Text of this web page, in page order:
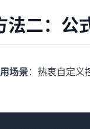
法二：公
场景：热衷自定义